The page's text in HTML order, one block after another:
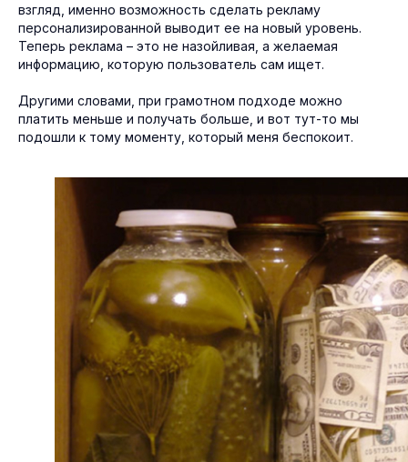
взгляд, именно возможность сделать рекламу
персонализированной выводит ее на новый уровень.
Теперь реклама – это не назойливая, а желаемая
информацию, которую пользователь сам ищет.
Другими словами, при грамотном подходе можно
платить меньше и получать больше, и вот тут-то мы
подошли к тому моменту, который меня беспокоит.